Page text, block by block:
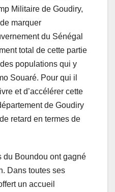
Militaire de Goudiry,
marquer
du Sénégal
total de cette partie
populations qui y
Souaré. Pour qui il
et d’accélérer cette
de Goudiry
retard en termes de
du Boundou ont gagné
Dans toutes ses
un accueil